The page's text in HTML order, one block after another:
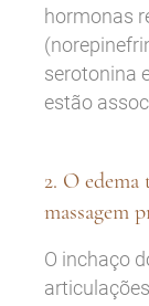
hormonas
serotonina
estão
2. O
massagem
O inchaço